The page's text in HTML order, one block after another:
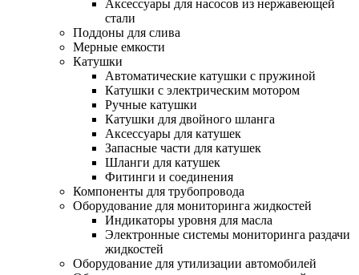
Аксессуары для насосов из нержавеющей
стали
Поддоны для слива
Мерные емкости
Катушки
Автоматические катушки с пружиной
Катушки с электрическим мотором
Ручные катушки
Катушки для двойного шланга
Аксессуары для катушек
Запасные части для катушек
Шланги для катушек
Фитинги и соединения
Компоненты для трубопровода
Оборудование для мониторинга жидкостей
Индикаторы уровня для масла
Электронные системы мониторинга раздачи
жидкостей
Оборудование для утилизации автомобилей